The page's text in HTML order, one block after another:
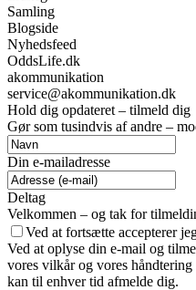
Samling
Blogside
Nyhedsfeed
OddsLife.dk
akommunikation
service@akommunikation.dk
Hold dig opdateret – tilmeld dig
Gør som tusindvis af andre –
Din e-mailadresse
Deltag
Velkommen – og tak for
Ved at fortsætte accepterer
Ved at oplyse din e-mail og
vores vilkår og vores
kan til enhver tid afmelde dig.